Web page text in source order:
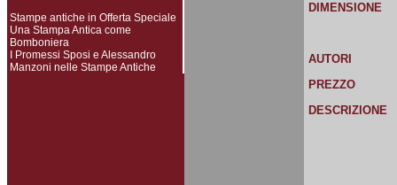
Stampe antiche in Offerta Speciale
Una Stampa Antica come
Bomboniera
I Promessi Sposi e Alessandro
Manzoni nelle Stampe Antiche
DIMENSIONE
AUTORI
PREZZO
DESCRIZIONE